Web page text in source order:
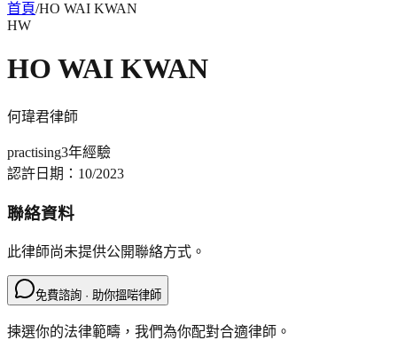
首頁/HO WAI KWAN
HW
HO WAI KWAN
何瑋君律師
practising3年經驗
認許日期： 10/2023
聯絡資料
此律師尚未提供公開聯絡方式。
免費諮詢 · 助你搵啱律師
揀選你的法律範疇，我們為你配對合適律師。